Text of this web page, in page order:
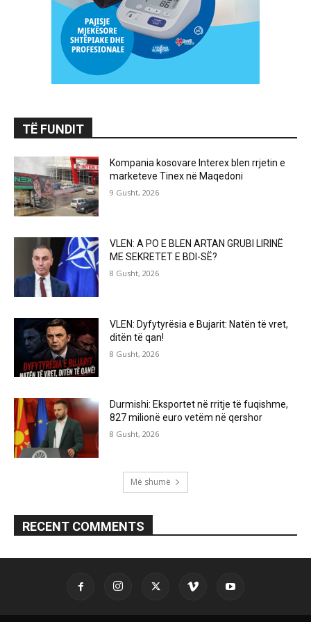
TË FUNDIT
Kompania kosovare Interex blen rrjetin e
marketeve Tinex në Maqedoni
9 Gusht, 2026
VLEN: A PO E BLEN ARTAN GRUBI LIRINË
ME SEKRETET E BDI-SË?
8 Gusht, 2026
VLEN: Dyfytyrësia e Bujarit: Natën të vret,
ditën të qan!
8 Gusht, 2026
Durmishi: Eksportet në rritje të fuqishme,
827 milionë euro vetëm në qershor
8 Gusht, 2026
Më shumë
RECENT COMMENTS